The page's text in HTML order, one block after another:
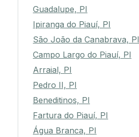
Guadalupe, PI
Ipiranga do Piauí, PI
São João da Canabrava, PI
Campo Largo do Piauí, PI
Arraial, PI
Pedro II, PI
Beneditinos, PI
Fartura do Piauí, PI
Água Branca, PI